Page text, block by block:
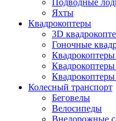
Подводные
Яхты
Квадрокоптеры
3D
Гоночные
Колесный транспорт
Беговелы
Велосипеды
Внедорожные